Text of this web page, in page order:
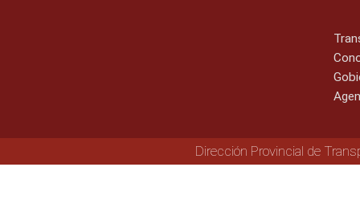
Dirección Provincial de